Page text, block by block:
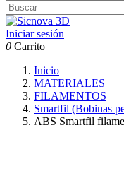
Iniciar sesión
0 Carrito
Inicio
MATERIALES
FILAMENTOS
Smartfil (Bobinas
ABS Smartfil